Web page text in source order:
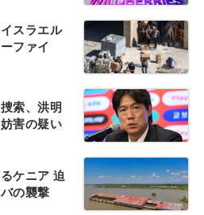
スラエル
ファイ
索、洪明
害の疑い
ケニア 迫
の襲撃